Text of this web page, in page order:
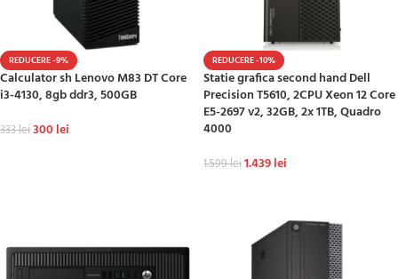
REDUCERE -9%
Calculator sh Lenovo M83 DT Core
i3-4130, 8gb ddr3, 500GB
333lei300 lei
REDUCERE -10%
Statie grafica second hand Dell
Precision T5610, 2CPU Xeon 12 Core
E5-2697 v2, 32GB, 2x 1TB, Quadro
4000
1.599lei1.439lei